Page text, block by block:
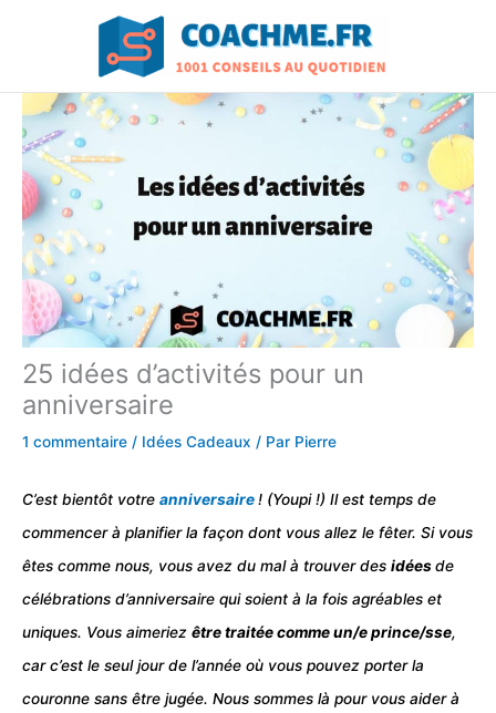
25 idées d’activités pour un
anniversaire
1 commentaire / Idées Cadeaux / Par Pierre
C’est bientôt votre anniversaire! (Youpi !) Il est temps de
commencer à planifier la façon dont vous allez le fêter. Si vous
êtes comme nous, vous avez du mal à trouver des idéesde
célébrations d’anniversaire qui soient à la fois agréables et
uniques. Vous aimeriez être traitée comme un/e prince/sse,
car c’est le seul jour de l’année où vous pouvez porter la
couronne sans être jugée. Nous sommes là pour vous aider à